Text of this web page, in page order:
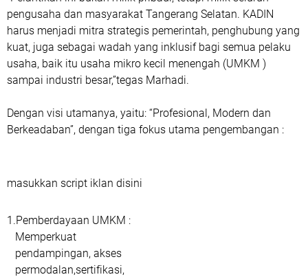
pengusaha dan masyarakat Tangerang Selatan. KADIN
harus menjadi mitra strategis pemerintah, penghubung yang
kuat, juga sebagai wadah yang inklusif bagi semua pelaku
usaha, baik itu usaha mikro kecil menengah (UMKM )
sampai industri besar,”tegas Marhadi.
Dengan visi utamanya, yaitu: “Profesional, Modern dan
Berkeadaban”, dengan tiga fokus utama pengembangan :
masukkan script iklan disini
1.Pemberdayaan UMKM :
Memperkuat
pendampingan, akses
permodalan,sertifikasi,